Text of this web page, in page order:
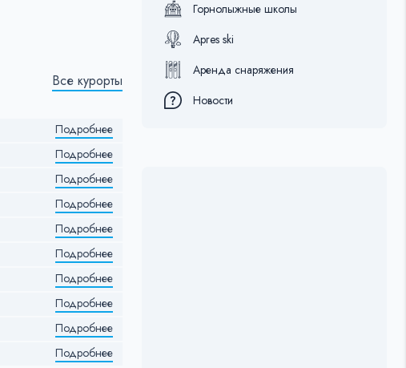
Все курорты
Подробнее
Подробнее
Подробнее
Подробнее
Подробнее
Подробнее
Подробнее
Подробнее
Подробнее
Подробнее
Горнолыжные школы
Apres ski
Аренда снаряжения
Новости